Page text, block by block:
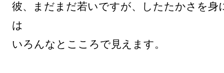
彼、まだまだ若いですが、したたかさを身
は
いろんなとこころで見えます。